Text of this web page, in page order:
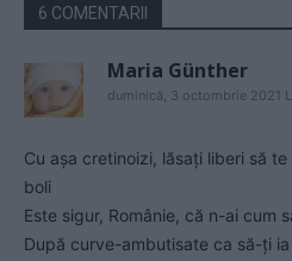
6 COMENTARII
Maria Günther
duminică, 3 octombrie 2021
Cu așa cretinoizi, lăsați liberi să
boli
Este sigur, Românie, că n-ai cum
După curve-ambutisate ca să-ți